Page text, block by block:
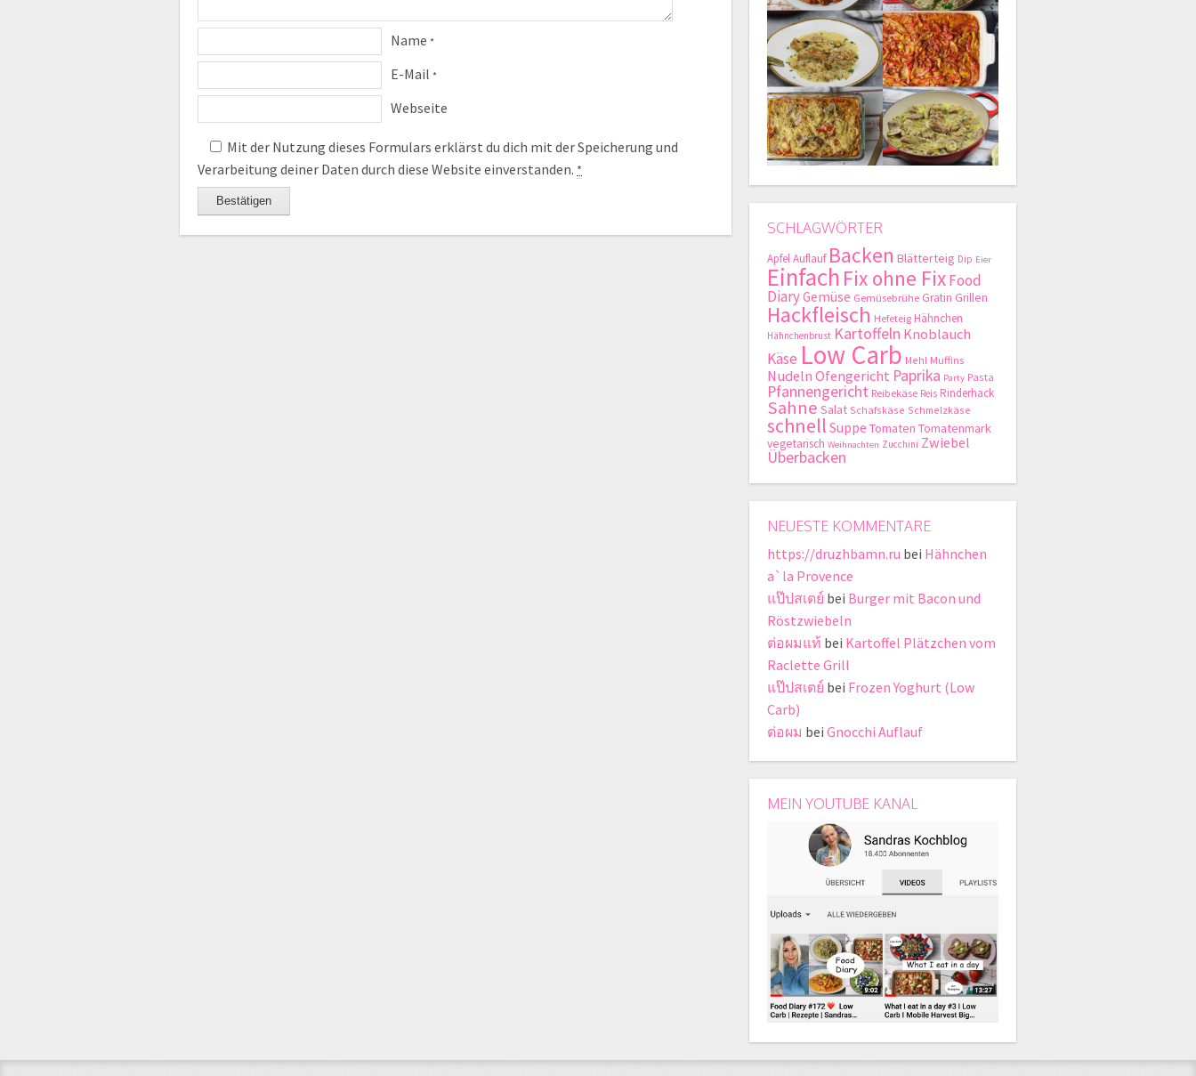
Name *
E-Mail *
Webseite
Mit der Nutzung dieses Formulars erklärst du dich mit der Speicherung und
Verarbeitung deiner Daten durch diese Website einverstanden. *
SCHLAGWÖRTER
ApfelAuflauf Backen Blätterteig Dip Eier
Einfach Fix ohne FixFood
DiaryGemüse Gemüsebrühe Gratin Grillen
Hackfleisch Hefeteig Hähnchen
Hähnchenbrust Kartoffeln Knoblauch
Käse Low Carb Mehl Muffins
NudelnOfengericht Paprika Party Pasta
Pfannengericht Reibekäse Reis Rinderhack
Sahne Salat Schafskäse Schmelzkäse
schnell Suppe Tomaten Tomatenmark
vegetarisch Weihnachten Zucchini Zwiebel
Überbacken
NEUESTE KOMMENTARE
https://druzhbamn.ru bei Hähnchen
a`la Provence
แป๊ปสเตย์ bei Burger mit Bacon und
Röstzwiebeln
ต่อผมแท้ bei Kartoffel Plätzchen vom
Raclette Grill
แป๊ปสเตย์ bei Frozen Yoghurt (Low
Carb)
ต่อผม bei Gnocchi Auflauf
MEIN YOUTUBE KANAL